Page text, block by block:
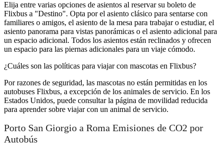
Elija entre varias opciones de asientos al reservar su boleto de
Flixbus a "Destino". Opta por el asiento clásico para sentarse con
familiares o amigos, el asiento de la mesa para trabajar o estudiar, el
asiento panorama para vistas panorámicas o el asiento adicional para
un espacio adicional. Todos los asientos están reclinados y ofrecen
un espacio para las piernas adicionales para un viaje cómodo.
¿Cuáles son las políticas para viajar con mascotas en Flixbus?
Por razones de seguridad, las mascotas no están permitidas en los
autobuses Flixbus, a excepción de los animales de servicio. En los
Estados Unidos, puede consultar la página de movilidad reducida
para aprender sobre viajar con un animal de servicio.
Porto San Giorgio a Roma Emisiones de CO2 por
Autobús